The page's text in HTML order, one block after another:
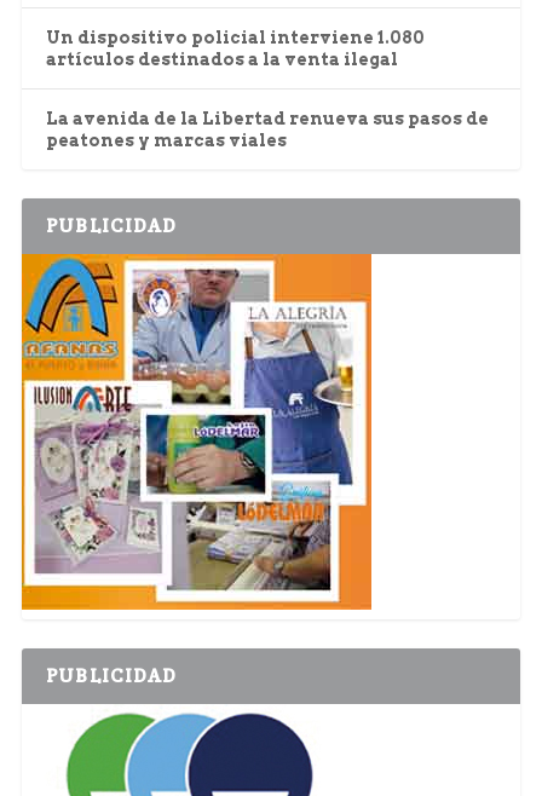
Un dispositivo policial interviene 1.080
artículos destinados a la venta ilegal
La avenida de la Libertad renueva sus pasos de
peatones y marcas viales
PUBLICIDAD
PUBLICIDAD